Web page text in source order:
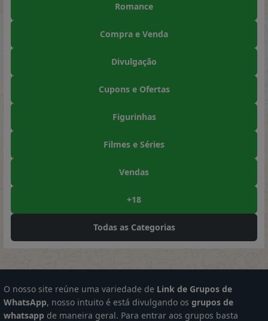
Romance
Compra e Venda
Divulgação
Cupons e Ofertas
Figurinhas
Filmes e Séries
Vendas
+18
Todas as Categorias
O nosso site reúne uma variedade de Link de Grupos de
WhatsApp, nosso intuito é está divulgando os grupos de
whatsapp de maneira geral. Para entrar aos grupos basta